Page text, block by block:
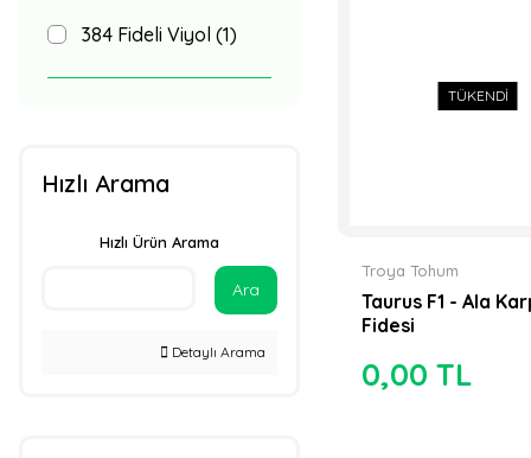
Pozitif Tohum (40)
Altın Tohum (34)
Seminis Tohum (27)
Proto Tohum (23)
Syngenta Tohum
384 Fideli Viyol (1)
Hızlı Arama
Hızlı Ürün Arama
Ara
Detaylı Arama
TÜKENDİ
Troya Tohum
Taurus F1 - Ala
Fidesi
0,00 TL